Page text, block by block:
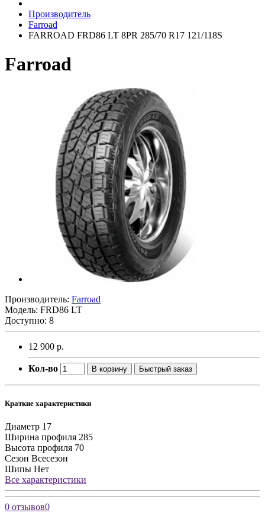
Производитель
Farroad
FARROAD FRD86 LT 8PR 285/70 R17 121/118S
Farroad
Производитель: Farroad
Модель: FRD86 LT
Доступно: 8
12 900 р.
Кол-во В корзину Быстрый заказ
Краткие характеристики
Диаметр 17
Ширина профиля 285
Высота профиля 70
Сезон Всесезон
Шипы Нет
Все характеристики
0 отзывов0